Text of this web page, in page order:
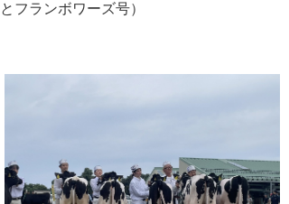
とフランボワーズ号）